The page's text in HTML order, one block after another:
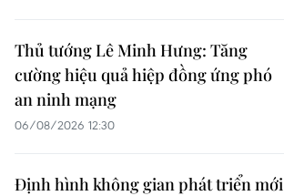
Thủ tướng Lê Minh Hưng: Tăng
cường hiệu quả hiệp đồng ứng phó
an ninh mạng
06/08/2026 12:30
Định hình không gian phát triển mới